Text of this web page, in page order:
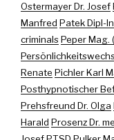
Ostermayer Dr. Josef
Manfred Patek Dipl-
criminalsPeper Mag.
Renate Pichler Karl
Posthypnotischer
Prehsfreund Dr. Olga
Harald Prosenz Dr.